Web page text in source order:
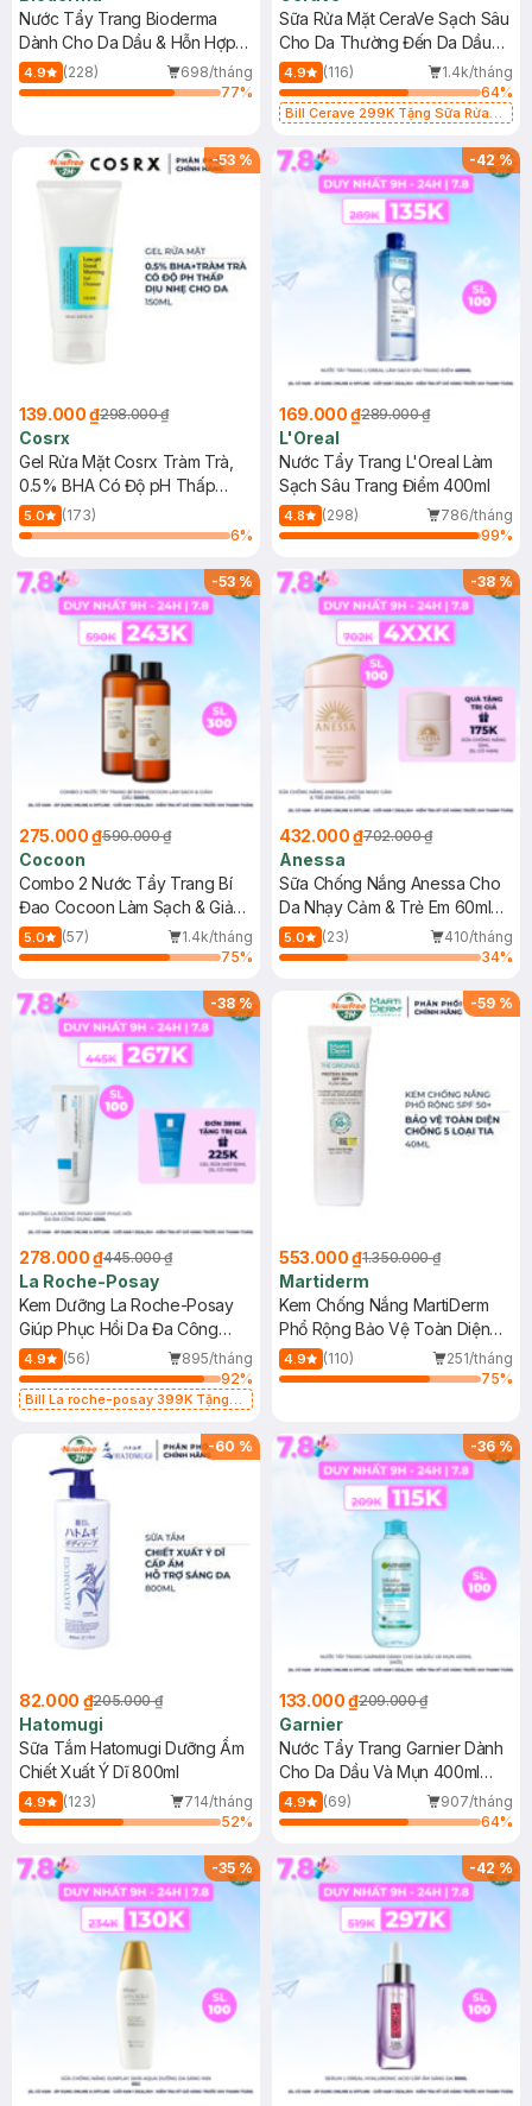
Nước Tẩy Trang Bioderma
Dành Cho Da Dầu & Hỗn Hợp
500ml
4.9 (228)
698/tháng
77%
Sữa Rửa Mặt CeraVe Sạch Sâu
Cho Da Thường Đến Da Dầu
473ml
4.9 (116)
1.4k/tháng
64%
Bill Cerave 299K Tặng Sữa Rửa
-53 %
139.000 ₫298.000 ₫
Cosrx
Gel Rửa Mặt Cosrx Tràm Trà,
0.5% BHA Có Độ pH Thấp
150ml
5.0
(173)
6%
-42%
169.000 ₫289.000 ₫
L'Oreal
Nước Tẩy Trang L'Oreal Làm
Sạch Sâu Trang Điểm 400ml
4.8 (298)
786/tháng
99%
-53%
275.000 ₫590.000 ₫
Cocoon
Combo 2 Nước Tẩy Trang Bí
Đao Cocoon Làm Sạch & Giảm
Dầu 500ml
5.0 (57)
1.4k/tháng
75%
-38%
432.000 ₫702.000 ₫
Anessa
Sữa Chống Nắng Anessa Cho
Da Nhạy Cảm & Trẻ Em 60ml
(Mới)
5.0 (23)
410/tháng
34%
-38%
278.000 ₫445.000 ₫
La Roche-Posay
Kem Dưỡng La Roche-Posay
Giúp Phục Hồi Da Đa Công
Dụng 40ml
4.9 (56)
895/tháng
92%
Bill La roche-posay 399K Tặng
(SL có hạn)
-59 %
553.000 ₫1.350.000 ₫
Martiderm
Kem Chống Nắng MartiDerm
Phổ Rộng Bảo Vệ Toàn Diện
40ml
4.9 (110)
251/tháng
75%
-60 %
82.000 ₫205.000 ₫
Hatomugi
Sữa Tắm Hatomugi Dưỡng Ẩm
Chiết Xuất Ý Dĩ 800ml
4.9 (123)
714/tháng
52%
-36%
133.000 ₫209.000 ₫
Garnier
Nước Tẩy Trang Garnier Dành
Cho Da Dầu Và Mụn 400ml
(Mới)
4.9 (69)
907/tháng
64%
-35% -42%